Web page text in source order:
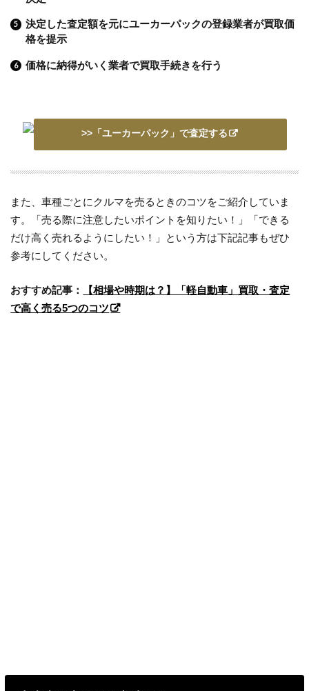
決定した査定額を元にユーカーパックの登録業者が買取価
格を提示
価格に納得がいく業者で買取手続きを行う
>>「ユーカーパック」で査定する
また、車種ごとにクルマを売るときのコツをご紹介していま
す。「売る際に注意したいポイントを知りたい！」「できる
だけ高く売れるようにしたい！」という方は下記記事もぜひ
参考にしてください。
おすすめ記事：
【相場や時期は？】「軽自動車」買取・査定
で高く売る5つのコツ